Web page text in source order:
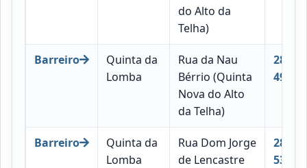
do Alto da
Telha)
Barreiro
Quinta da
Lomba
Rua da Nau
Bérrio (Quinta
Nova do Alto
da Telha)
2830-
490
Barreiro
Quinta da
Lomba
Rua Dom Jorge
de Lencastre
2830-
532